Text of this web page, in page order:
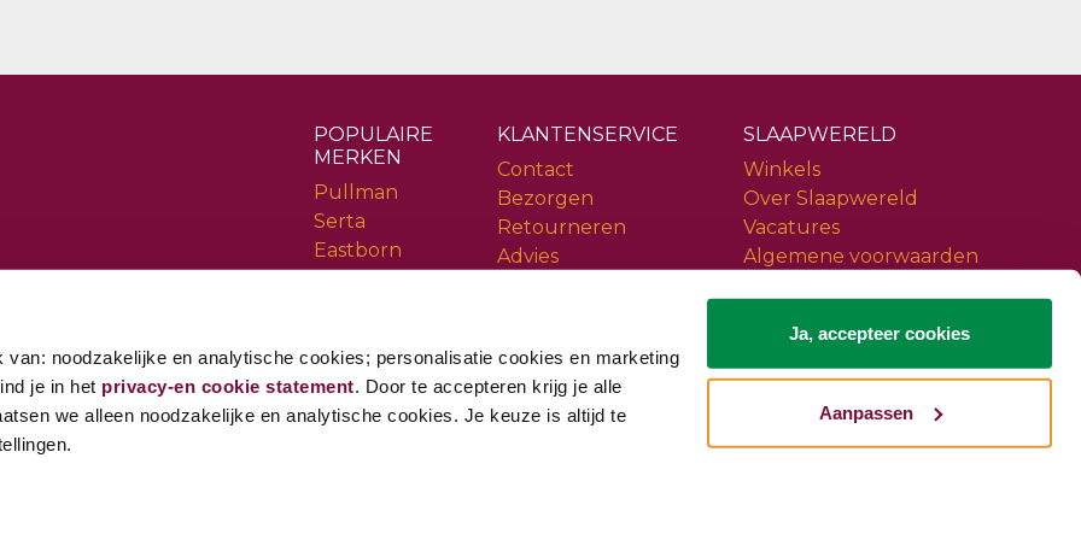
van: noodzakelijke en analytische cookies; personalisatie cookies en marketing
je in het privacy-en cookie statement. Door te accepteren krijg je alle
we alleen noodzakelijke en analytische cookies. Je keuze is altijd te
Ja, accepteer cookies
Aanpassen
POPULAIRE
MERKEN
Pullman
Serta
Eastborn
KLANTENSERVICE
Contact
Bezorgen
Retourneren
Advies
SLAAPWERELD
Winkels
Over Slaapwereld
Vacatures
Algemene voorwaarden